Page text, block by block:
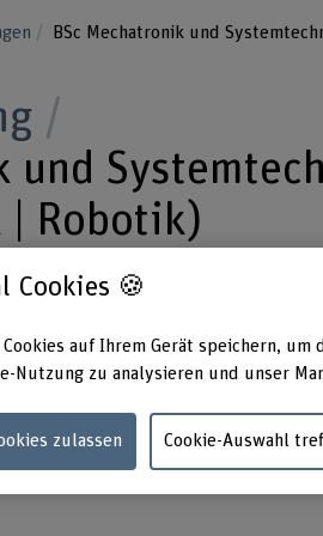
BSc Mechatronik und
und
Robotik)
und Systemtechnik
und Mechanik
einzelnen Disziplinen
und Kreativität
Cookies 🍪
Cookies auf Ihrem Gerät speichern,
Nutzung zu analysieren und unser
zulassen Cookie-Auswahl